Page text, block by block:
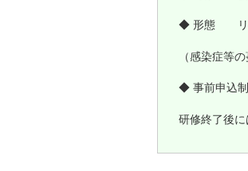
◆ 形態 リア
（感染症等
◆ 事前申込
研修終了後